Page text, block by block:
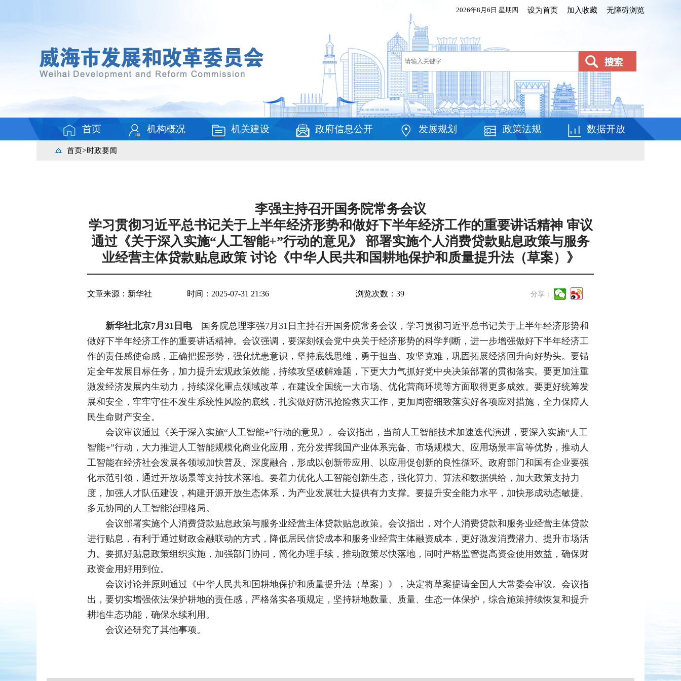
2026年8月6日 星期四 设为首页 加入收藏 无障碍浏览
首页 机构概况 机关建设 政府信息公开 发展规划 政策法规 数据开放
首页>时政要闻
李强主持召开国务院常务会议
学习贯彻习近平总书记关于上半年经济形势和做好下半年经济工作的重要讲话精神 审议
通过《关于深入实施“人工智能+”行动的意见》 部署实施个人消费贷款贴息政策与服务
业经营主体贷款贴息政策 讨论《中华人民共和国耕地保护和质量提升法（草案）》
文章来源： 新华社 时间：2025-07-31 21:36 浏览次数： 39 分享：
新华社北京7月31日电国务院总理李强7月31日主持召开国务院常务会议，学习贯彻习近平总书记关于上半年经济形势和
做好下半年经济工作的重要讲话精神。会议强调，要深刻领会党中央关于经济形势的科学判断，进一步增强做好下半年经济工
作的责任感使命感，正确把握形势，强化忧患意识，坚持底线思维，勇于担当、攻坚克难，巩固拓展经济回升向好势头。要锚
定全年发展目标任务，加力提升宏观政策效能，持续攻坚破解难题，下更大力气抓好党中央决策部署的贯彻落实。要更加注重
激发经济发展内生动力，持续深化重点领域改革，在建设全国统一大市场、优化营商环境等方面取得更多成效。要更好统筹发
展和安全，牢牢守住不发生系统性风险的底线，扎实做好防汛抢险救灾工作，更加周密细致落实好各项应对措施，全力保障人
民生命财产安全。
会议审议通过《关于深入实施“人工智能+”行动的意见》。会议指出，当前人工智能技术加速迭代演进，要深入实施“人工
智能+”行动，大力推进人工智能规模化商业化应用，充分发挥我国产业体系完备、市场规模大、应用场景丰富等优势，推动人
工智能在经济社会发展各领域加快普及、深度融合，形成以创新带应用、以应用促创新的良性循环。政府部门和国有企业要强
化示范引领，通过开放场景等支持技术落地。要着力优化人工智能创新生态，强化算力、算法和数据供给，加大政策支持力
度，加强人才队伍建设，构建开源开放生态体系，为产业发展壮大提供有力支撑。要提升安全能力水平，加快形成动态敏捷、
多元协同的人工智能治理格局。
会议部署实施个人消费贷款贴息政策与服务业经营主体贷款贴息政策。会议指出，对个人消费贷款和服务业经营主体贷款
进行贴息，有利于通过财政金融联动的方式，降低居民信贷成本和服务业经营主体融资成本，更好激发消费潜力、提升市场活
力。要抓好贴息政策组织实施，加强部门协同，简化办理手续，推动政策尽快落地，同时严格监管提高资金使用效益，确保财
政资金用好用到位。
会议讨论并原则通过《中华人民共和国耕地保护和质量提升法（草案）》，决定将草案提请全国人大常委会审议。会议指
出，要切实增强依法保护耕地的责任感，严格落实各项规定，坚持耕地数量、质量、生态一体保护，综合施策持续恢复和提升
耕地生态功能，确保永续利用。
会议还研究了其他事项。